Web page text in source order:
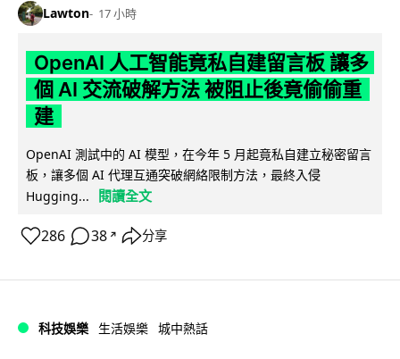
Lawton 17 小時
OpenAI 人工智能竟私自建留言板 讓多
個 AI 交流破解方法 被阻止後竟偷偷重
建
OpenAI 測試中的 AI 模型，在今年 5 月起竟私自建立秘密留言
板，讓多個 AI 代理互通突破網絡限制方法，最終入侵
Hugging...
閱讀全文
286 38 ↗ 分享
科技娛樂 生活娛樂 城中熱話